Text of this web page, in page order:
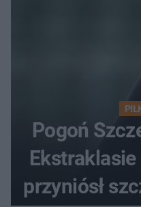
Pogoń
przyniósł